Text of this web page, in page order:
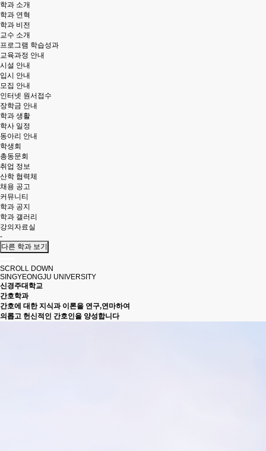
학과 소개
학과 연혁
학과 비전
교수 소개
프로그램 학습성과
교육과정 안내
시설 안내
입시 안내
모집 안내
인터넷 원서접수
장학금 안내
학과 생활
학사 일정
동아리 안내
학생회
총동문회
취업 정보
산학 협력체
채용 공고
커뮤니티
학과 공지
학과 갤러리
강의자료실
-
다른 학과 보기
SCROLL DOWN
SINGYEONGJU UNIVERSITY
신경주대학교
간호학과
간호에 대한지식과 이론을 연구,연마하여
의롭고 헌신적인 간호인을 양성합니다